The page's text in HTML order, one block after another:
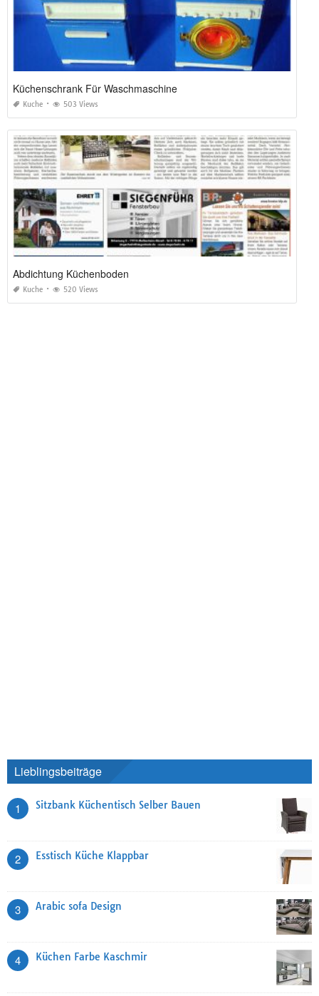
Küchenschrank Für Waschmaschine
Kuche 503 Views
Abdichtung Küchenboden
Kuche 520 Views
Lieblingsbeiträge
1 Sitzbank Küchentisch Selber Bauen
2 Esstisch Küche Klappbar
3 Arabic sofa Design
4 Küchen Farbe Kaschmir